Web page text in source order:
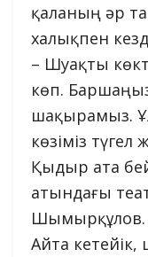
қаланың әр
халықпен
– Шуақты
көп.
шақырамыз.
көзіміз
Қыдыр ата
атындағы
Шымырқұлов.
Айта